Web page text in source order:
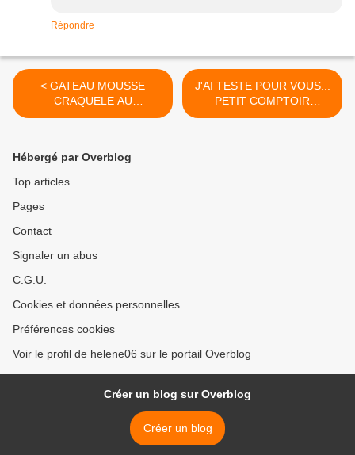
Répondre
< GATEAU MOUSSE
CRAQUELE AU
CHOCOLAT
J'AI TESTE POUR VOUS...
PETIT COMPTOIR
FRANCAIS >
Hébergé par Overblog
Top articles
Pages
Contact
Signaler un abus
C.G.U.
Cookies et données personnelles
Préférences cookies
Voir le profil de helene06 sur le portail Overblog
Créer un blog sur Overblog
Créer un blog